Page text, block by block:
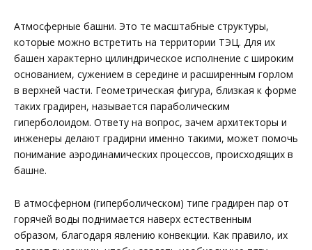
Атмосферные башни. Это те масштабные структуры,
которые можно встретить на территории ТЭЦ. Для их
башен характерно цилиндрическое исполнение с широким
основанием, сужением в середине и расширенным горлом
в верхней части. Геометрическая фигура, близкая к форме
таких градирен, называется параболическим
гиперболоидом. Ответу на вопрос, зачем архитекторы и
инженеры делают градирни именно такими, может помочь
понимание аэродинамических процессов, происходящих в
башне.
В атмосферном (гиперболическом) типе градирен пар от
горячей воды поднимается наверх естественным
образом, благодаря явлению конвекции. Как правило, их